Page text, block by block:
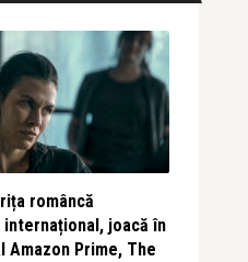
româncă
joacă în
Amazon Prime, The